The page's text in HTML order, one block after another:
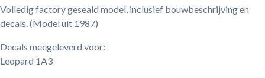
Volledig factory geseald model, inclusief bouwbeschrijving en
decals. (Model uit 1987)
Decals meegeleverd voor:
Leopard 1A3